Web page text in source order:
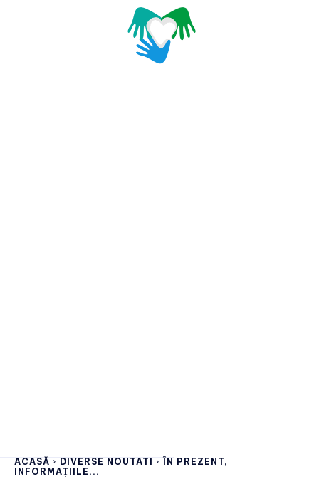
ACASĂ DIVERSE NOUTATI
ÎN PREZENT,
INFORMAȚIILE...